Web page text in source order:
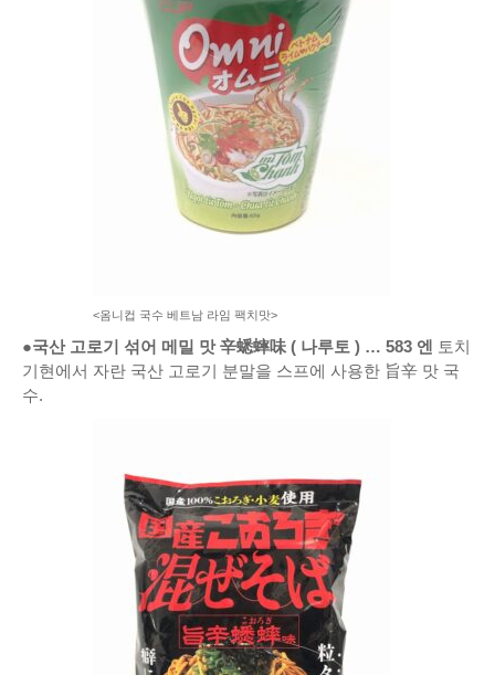
<옴니컵 국수 베트남 라임 팩치맛>
●국산 고로기 섞어 메밀 맛 辛蟋蟀味 ( 나루토 ) … 583 엔 토치
기현에서 자란 국산 고로기 분말을 스프에 사용한 旨辛 맛 국
수.